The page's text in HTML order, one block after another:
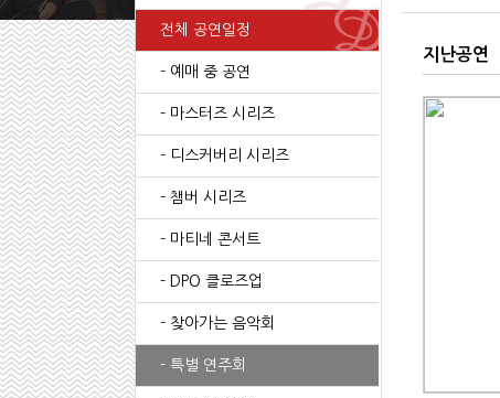
전체 공연일정
- 예매 중 공연
- 마스터즈 시리즈
- 디스커버리 시리즈
- 챔버 시리즈
- 마티네 콘서트
- DPO 클로즈업
- 찾아가는 음악회
- 특별 연주회
지난공연